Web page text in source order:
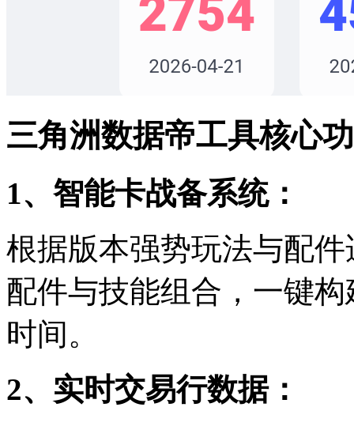
三角洲数据帝工具核心
1、智能卡战备系统：
根据版本强势玩法与配
配件与技能组合，一键
时间。
2、实时交易行数据：